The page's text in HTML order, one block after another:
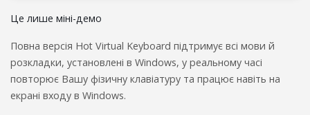
Це лише міні-демо
Повна версія Hot Virtual Keyboard підтримує всі мови й
розкладки, установлені в Windows, у реальному часі
повторює Вашу фізичну клавіатуру та працює навіть на
екрані входу в Windows.